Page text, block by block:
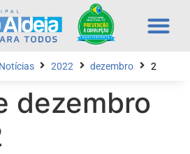
Notícias 2022 dezembro 2
dezembro